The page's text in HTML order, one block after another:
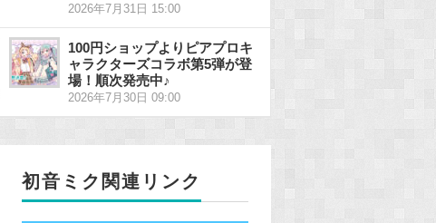
2026年7月31日 15:00
100円ショップよりピアプロキ
ャラクターズコラボ第5弾が登
場！順次発売中♪
2026年7月30日 09:00
初音ミク関連リンク